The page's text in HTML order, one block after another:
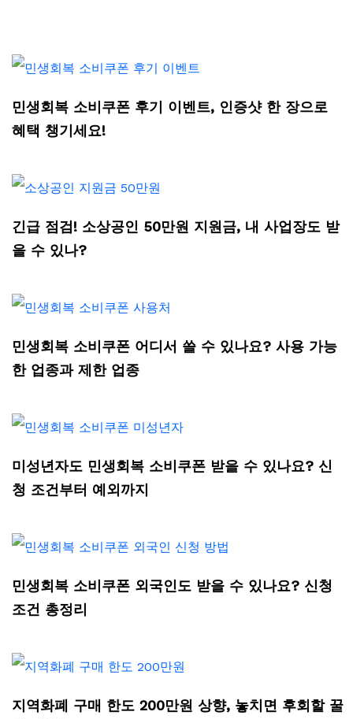
민생회복 소비쿠폰 후기 이벤트, 인증샷 한 장으로
혜택 챙기세요!
긴급 점검! 소상공인 50만원 지원금, 내 사업장도 받
을 수 있나?
민생회복 소비쿠폰 어디서 쓸 수 있나요? 사용 가능
한 업종과 제한 업종
미성년자도 민생회복 소비쿠폰 받을 수 있나요? 신
청 조건부터 예외까지
민생회복 소비쿠폰 외국인도 받을 수 있나요? 신청
조건 총정리
지역화폐 구매 한도 200만원 상향, 놓치면 후회할 꿀